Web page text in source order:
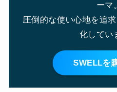
ーマ。
圧倒的な使い心地を追
化してい
SWELLを